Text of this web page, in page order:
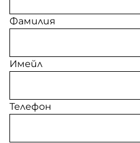
Фамилия
Имейл
Телефон